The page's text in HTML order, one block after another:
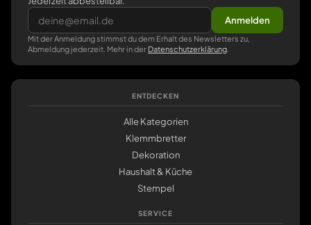
Anmelden
Mit der Anmeldung stimmst du dem Erhalt des Newsletters zu,
Abmeldung jederzeit. Mehr in der Datenschutzerklärung
ENTDECKEN
Alle Kategorien
Klemmbretter
Dekoration
Haushalt & Küche
Stempel
SERVICE